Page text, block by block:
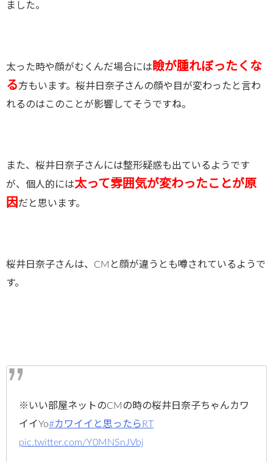
ました。
太った時や顔がむくんだ場合には 瞼が腫れぼったくな
る方もいます。桜井日奈子さんの顔や目が変わったと言わ
れるのはこのことが影響してそうですね。
また、桜井日奈子さんには整形疑惑も出ているようです
が、個人的には太って雰囲気が変わったことが原
因 だと思います。
桜井日奈子さんは、CMと顔が違うとも噂されているようで
す。
※いい部屋ネットのCMの時の桜井日奈子ちゃんカワ
イイYo#カワイイと思ったらRT
pic.twitter.com/Y0MNSnJVbj